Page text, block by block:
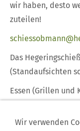
wir haben, desto
zuteilen!
Das
(Standaufsichten
Essen (Grillen und
Kuchen o.ä.
Wir verwenden